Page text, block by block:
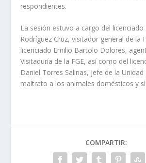
respondientes.
La sesión estuvo a cargo del licenciado
Rodríguez Cruz, visitador general de la
licenciado Emilio Bartolo Dolores,
Visitaduría de la FGE, así como del
Daniel Torres Salinas, jefe de la
maltrato a los animales domésticos y
COMPARTIR: